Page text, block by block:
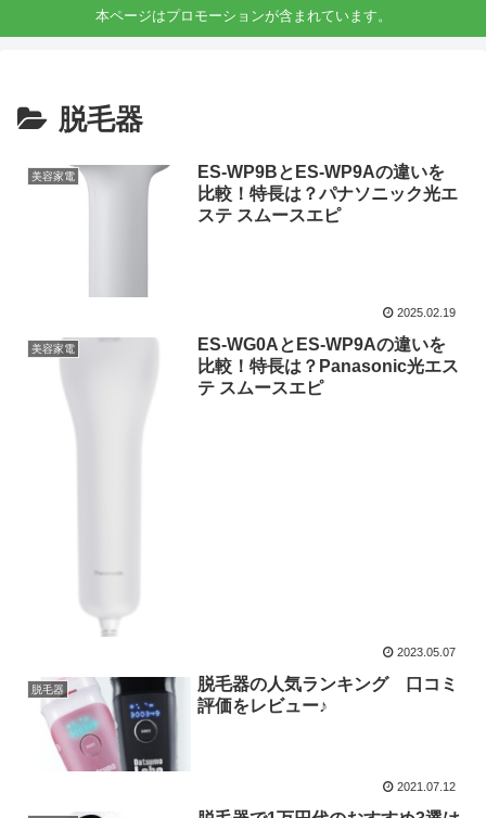
本ページはプロモーションが含まれています。
脱毛器
美容家電
ES-WP9BとES-WP9Aの違いを
比較！特長は？パナソニック光エ
ステ スムースエピ
2025.02.19
美容家電
ES-WG0AとES-WP9Aの違いを
比較！特長は？Panasonic光エス
テ スムースエピ
2023.05.07
脱毛器
脱毛器の人気ランキング 口コミ
評価をレビュー♪
2021.07.12